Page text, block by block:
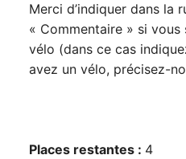
Merci d’indiquer dans la
« Commentaire » si
vélo (dans ce cas
avez un vélo, précisez-
Places restantes : 4